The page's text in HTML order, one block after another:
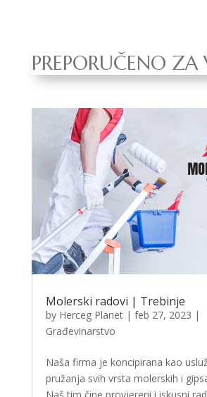
PREPORUČENO ZA
Molerski radovi | Trebinje
by Herceg Planet| feb 27, 2023 |
Građevinarstvo
Naša firma je koncipirana kao
pružanja svih vrsta molerskih i